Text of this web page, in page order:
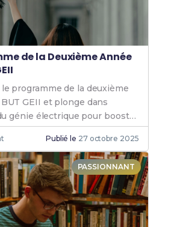
de la Deuxième Année
programme de la deuxième
GEII et plonge dans
génie électrique pour booster
et ta carrière.
Publié le 27 octobre 2025
PASSIONNANT